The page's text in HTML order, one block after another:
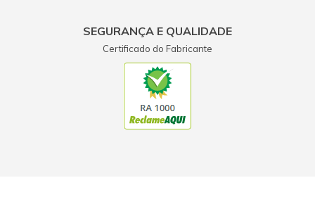
SEGURANÇA E QUALIDADE
Certificado do Fabricante